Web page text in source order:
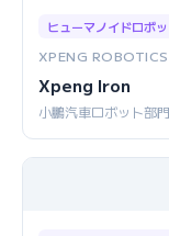
ヒューマノイドロボ
XPENG ROBOTICS
Xpeng Iron
小鵬汽車ロボット部